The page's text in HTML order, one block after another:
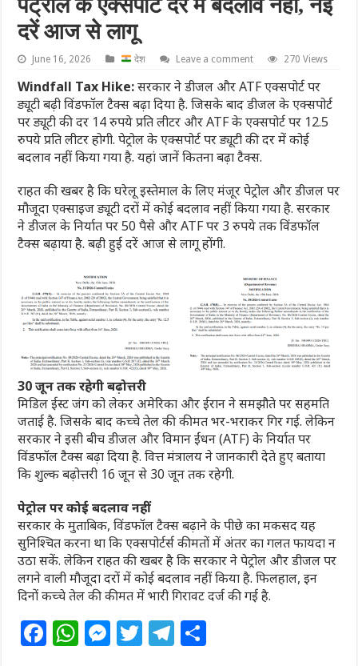
पेट्रोल के एक्सपोर्ट दर में बदलाव नहीं, नई
दरें आज से लागू
June 16, 2026 देश Leave a comment 270 Views
Windfall Tax Hike:सरकार ने डीजल और ATF एक्सपोर्ट पर
ड्यूटी बढ़ी विंडफॉल टैक्स बढ़ा दिया है. जिसके बाद डीजल के एक्सपोर्ट
पर ड्यूटी की दर 14 रुपये प्रति लीटर और ATF के एक्सपोर्ट पर 12.5
रुपये प्रति लीटर होगी. पेट्रोल के एक्सपोर्ट पर ड्यूटी की दर में कोई
बदलाव नहीं किया गया है. यहां जानें कितना बढ़ा टैक्स.
राहत की खबर है कि घरेलू इस्तेमाल के लिए मंजूर पेट्रोल और डीजल पर
मौजूदा एक्साइज ड्यूटी दरों में कोई बदलाव नहीं किया गया है. सरकार
ने डीजल के निर्यात पर 50 पैसे और ATF पर 3 रुपये तक विंडफॉल
टैक्स बढ़ाया है. बढ़ी हुई दरें आज से लागू होंगी.
30 जून तक रहेगी बढ़ोत्तरी
मिडिल ईस्ट जंग को लेकर अमेरिका और ईरान ने समझौते पर सहमति
जताई है. जिसके बाद कच्चे तेल की कीमत भर-भराकर गिर गई. लेकिन
सरकार ने इसी बीच डीजल और विमान ईंधन (ATF) के निर्यात पर
विंडफॉल टैक्स बढ़ा दिया है. वित्त मंत्रालय ने जानकारी देते हुए बताया
कि शुल्क बढ़ोत्तरी 16 जून से 30 जून तक रहेगी.
पेट्रोल पर कोई बदलाव नहीं
सरकार के मुताबिक, विंडफॉल टैक्स बढ़ाने के पीछे का मकसद यह
सुनिश्चित करना था कि एक्सपोर्टर्स कीमतों में अंतर का गलत फायदा न
उठा सकें. लेकिन राहत की खबर है कि सरकार ने पेट्रोल और डीजल पर
लगने वाली मौजूदा दरों में कोई बदलाव नहीं किया है. फिलहाल, इन
दिनों कच्चे तेल की कीमत में भारी गिरावट दर्ज की गई है.
F W M T T